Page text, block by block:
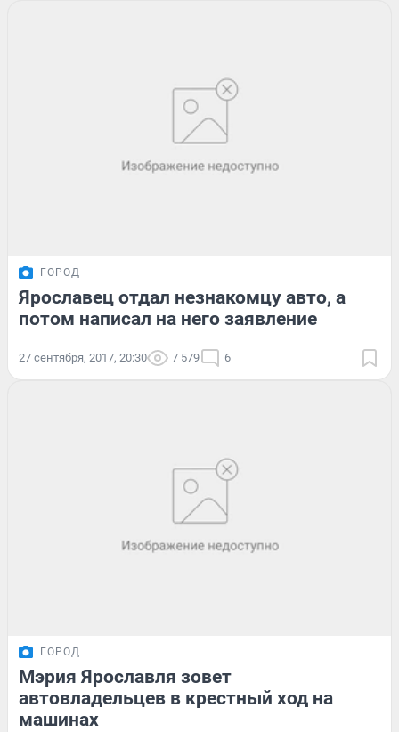
ГОРОД
Ярославец отдал незнакомцу авто, а
потом написал на него заявление
27 сентября, 2017, 20:30 7 579 6
ГОРОД
Мэрия Ярославля зовет
автовладельцев в крестный ход на
машинах